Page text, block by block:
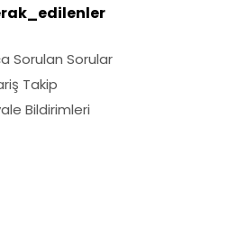
Sorulan Sorular
Takip
Bildirimleri